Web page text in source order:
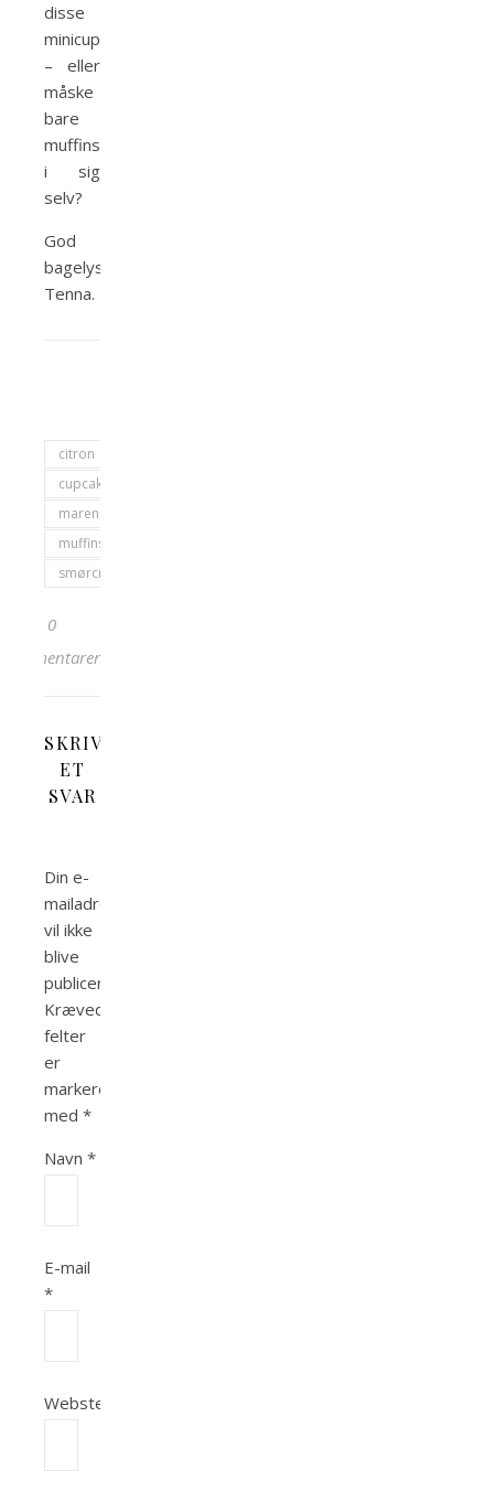
disse
minicupcakes
– eller
måske
bare
muffinsne
i sig
selv?
God
bagelyst. Kærligst
Tenna.
citron
cupcakes
marengs
muffins
smørcreme
0
kommentarer
SKRIV
ET
SVAR
Din e-
mailadresse
vil ikke
blive
publiceret.
Krævede
felter
er
markeret
med *
Navn *
E-mail
*
Websted